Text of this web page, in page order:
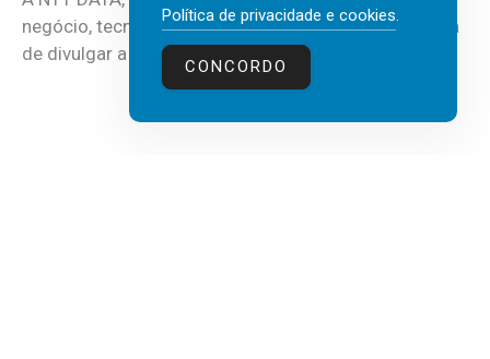
negócio, tecnologia e inteligência artificial (IA), acaba
de divulgar a mais recente...
Política de privacidade e cookies.
CONCORDO